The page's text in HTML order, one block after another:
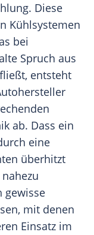
Diese
Kühlsystemen
bei
Spruch aus
fließt, entsteht
ab. Dass ein
eine
überhitzt
gewisse
mit denen
Einsatz im